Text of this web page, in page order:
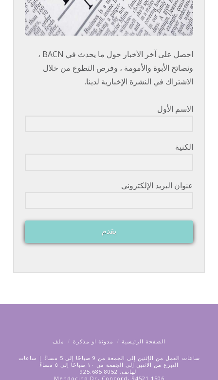
احصل على آخر الأخبار حول ما يحدث في BACN ،
ونصائح الأبوة والأمومة ، وفرص التطوع من خلال
الاشتراك في النشرة الإخبارية لدينا.
الاسم الأول
الكنية
عنوان البريد الإلكتروني
يقدم
الصفحة الرئيسية مدونة او مذكرة ملف
ساعات العمل من الإثنين إلى الجمعة من 9 صباحًا إلى 5 مساءً | ساعات
التبرع من الاثنين إلى الجمعة من ١٠ صباحًا إلى ٥ مساءً
الهاتف: 925.685.8052
1506 Mendocino Dr، Concord، 94521